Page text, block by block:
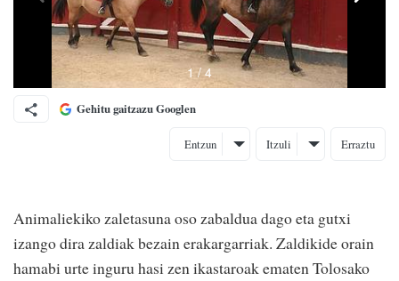
Gehitu gaitzazu Googlen
Entzun Itzuli Erraztu
Animaliekiko zaletasuna oso zabaldua dago eta gutxi
izango dira zaldiak bezain erakargarriak. Zaldikide orain
hamabi urte inguru hasi zen ikastaroak ematen Tolosako